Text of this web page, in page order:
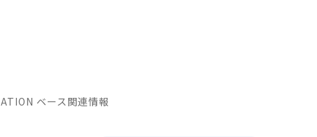
ベース関連情報